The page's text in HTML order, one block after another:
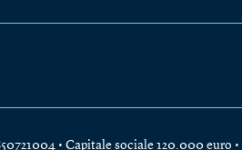
• Capitale sociale 120.000 euro •